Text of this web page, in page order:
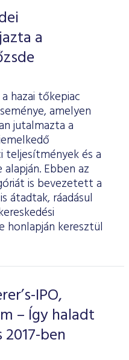
a
hazai tőkepiac
amelyen
jutalmazta a
teljesítmények és a
Ebben az
is bevezetett a
átadtak, ráadásul
honlapján keresztül
IPO,
– Így haladt
ben